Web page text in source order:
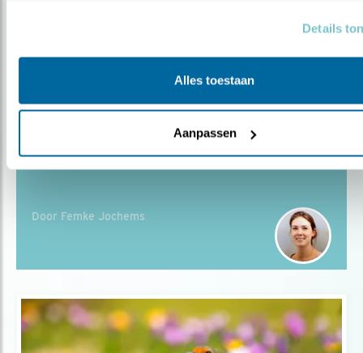
Details
Alles toestaan
Aanpassen
SPAAR DE STRUIK
Door Femke Jochems